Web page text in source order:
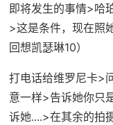
即将发生的事情>哈
>这是条件，现在照
回想凯瑟琳10）
打电话给维罗尼卡>
意一样>告诉她你只
诉她....>在其余的拍